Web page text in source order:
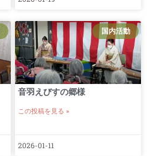
国内活動
音羽えびすの郷様
この投稿を見る »
2026-01-11